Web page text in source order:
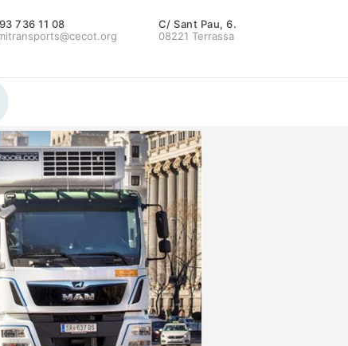
736 11 08
C/ Sant Pau, 6.
08221 Terrassa